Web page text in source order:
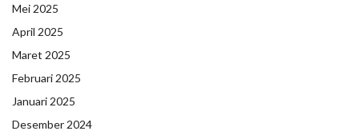
Mei 2025
April 2025
Maret 2025
Februari 2025
Januari 2025
Desember 2024